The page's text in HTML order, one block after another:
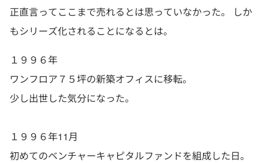
正直言ってここまで売れるとは思っていなかった。 しか
もシリーズ化されることになるとは。
１９９６年
ワンフロア７５坪の新築オフィスに移転。
少し出世した気分になった。
１９９６年11月
初めてのベンチャーキャピタルファンドを組成した日。